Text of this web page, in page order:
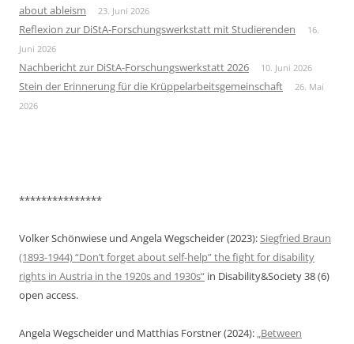
about ableism
23. Juni 2026
Reflexion zur DiStA-Forschungswerkstatt mit Studierenden
16.
Juni 2026
Nachbericht zur DiStA-Forschungswerkstatt 2026 10. Juni 2026
Stein der Erinnerung für die Krüppelarbeitsgemeinschaft
26. Mai
2026
***************
Volker Schönwiese und Angela Wegscheider (2023):Siegfried Braun
(1893-1944) “Don’t forget about self-help” the fight for disability
rights in Austria in the 1920s and 1930s“ in Disability&Society 38 (6)
open access.
Angela Wegscheider und Matthias Forstner (2024): „Between